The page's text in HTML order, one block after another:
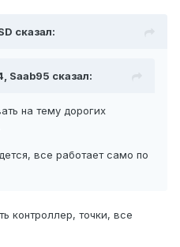
сказал:
Saab95 сказал:
на тему дорогих
все работает само по
контроллер, точки, все